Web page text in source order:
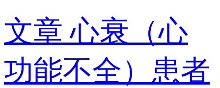
文章 心衰（心
功能不全）患者